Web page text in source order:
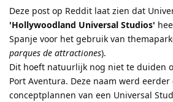
Deze post op Reddit laat zien dat
'Hollywoodland Universal Studios'
Spanje voor het gebruik van
parques de attractiones).
Dit hoeft natuurlijk nog niet te duiden
Port Aventura. Deze naam werd
conceptplannen van een Universal